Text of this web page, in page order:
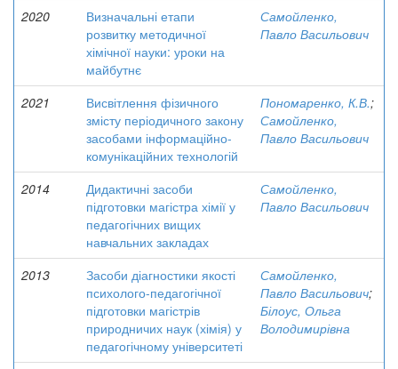
2020
Визначальні етапи
розвитку методичної
хімічної науки: уроки на
майбутнє
Самойленко,
Павло Васильович
2021
Висвітлення фізичного
змісту періодичного закону
засобами інформаційно-
комунікаційних технологій
Пономаренко, К.В.;
Самойленко,
Павло Васильович
2014
Дидактичні засоби
підготовки магістра хімії у
педагогічних вищих
навчальних закладах
Самойленко,
Павло Васильович
2013
Засоби діагностики якості
психолого-педагогічної
підготовки магістрів
природничих наук (хімія) у
педагогічному університеті
Самойленко,
Павло Васильович;
Білоус, Ольга
Володимирівна